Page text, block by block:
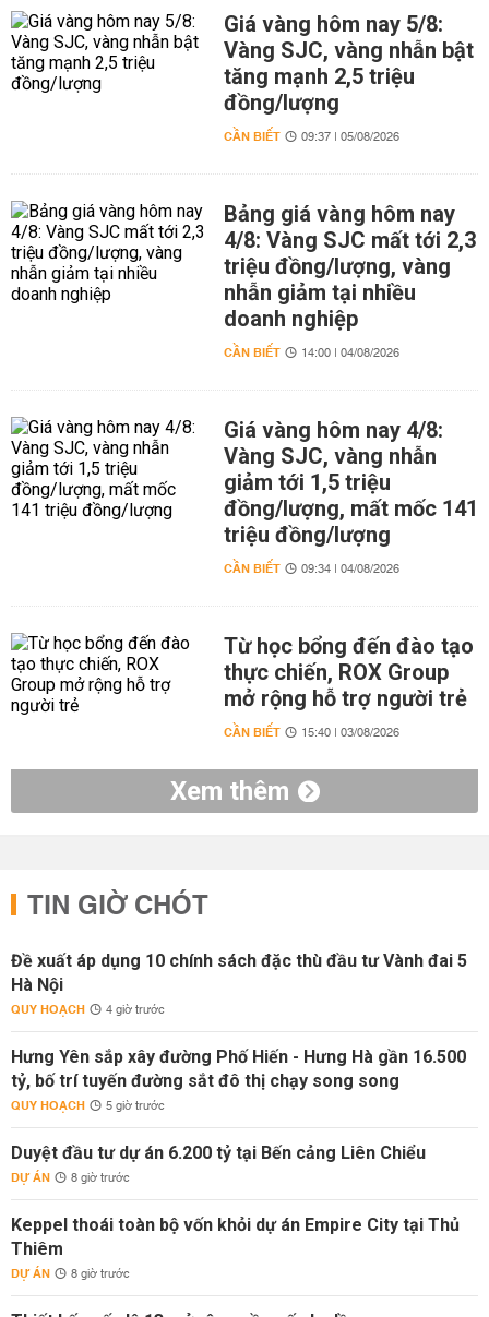
Giá vàng hôm nay 5/8:
Vàng SJC, vàng nhẫn bật
tăng mạnh 2,5 triệu
đồng/lượng
CẦN BIẾT 09:37 | 05/08/2026
Bảng giá vàng hôm nay
4/8: Vàng SJC mất tới 2,3
triệu đồng/lượng, vàng
nhẫn giảm tại nhiều
doanh nghiệp
CẦN BIẾT 14:00 | 04/08/2026
Giá vàng hôm nay 4/8:
Vàng SJC, vàng nhẫn
giảm tới 1,5 triệu
đồng/lượng, mất mốc 141
triệu đồng/lượng
CẦN BIẾT 09:34 | 04/08/2026
Từ học bổng đến đào tạo
thực chiến, ROX Group
mở rộng hỗ trợ người trẻ
CẦN BIẾT 15:40 | 03/08/2026
Xem thêm
TIN GIỜ CHÓT
Đề xuất áp dụng 10 chính sách đặc thù đầu tư Vành đai 5
Hà Nội
QUY HOẠCH 4 giờ trước
Hưng Yên sắp xây đường Phố Hiến - Hưng Hà gần 16.500
tỷ, bố trí tuyến đường sắt đô thị chạy song song
QUY HOẠCH 5 giờ trước
Duyệt đầu tư dự án 6.200 tỷ tại Bến cảng Liên Chiểu
DỰ ÁN 8 giờ trước
Keppel thoái toàn bộ vốn khỏi dự án Empire City tại Thủ
Thiêm
DỰ ÁN 8 giờ trước